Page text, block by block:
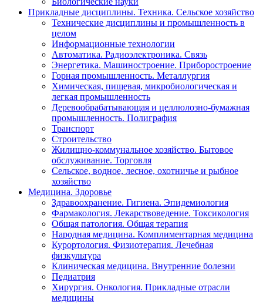
Прикладные дисциплины. Техника. Сельское хозяйство
Технические дисциплины и промышленность в
целом
Информационные технологии
Автоматика. Радиоэлектроника. Связь
Энергетика. Машиностроение. Приборостроение
Горная промышленность. Металлургия
Химическая, пищевая, микробиологическая и
легкая промышленность
Деревообрабатывающая и целлюлозно-бумажная
промышленность. Полиграфия
Транспорт
Строительство
Жилищно-коммунальное хозяйство. Бытовое
обслуживание. Торговля
Сельское, водное, лесное, охотничье и рыбное
хозяйство
Медицина. Здоровье
Здравоохранение. Гигиена. Эпидемиология
Фармакология. Лекарствоведение. Токсикология
Общая патология. Общая терапия
Народная медицина. Комплиментарная медицина
Курортология. Физиотерапия. Лечебная
физкультура
Клиническая медицина. Внутренние болезни
Педиатрия
Хирургия. Онкология. Прикладные отрасли
медицины